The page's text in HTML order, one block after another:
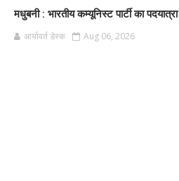
मधुबनी : भारतीय कम्यूनिस्ट पार्टी का पदयात्रा
आर्यावर्त डेस्क Aug 06, 2026